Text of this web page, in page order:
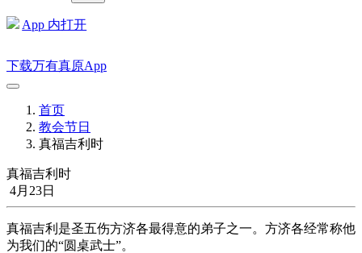
App 内打开
下载万有真原App
首页
教会节日
真福吉利时
真福吉利时
4月23日
真福吉利是圣五伤方济各最得意的弟子之一。方济各经常称他
为我们的“圆桌武士”。